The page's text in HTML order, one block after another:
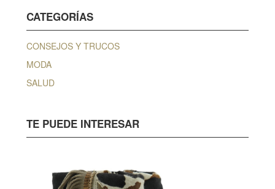
CATEGORÍAS
CONSEJOS Y TRUCOS
MODA
SALUD
TE PUEDE INTERESAR